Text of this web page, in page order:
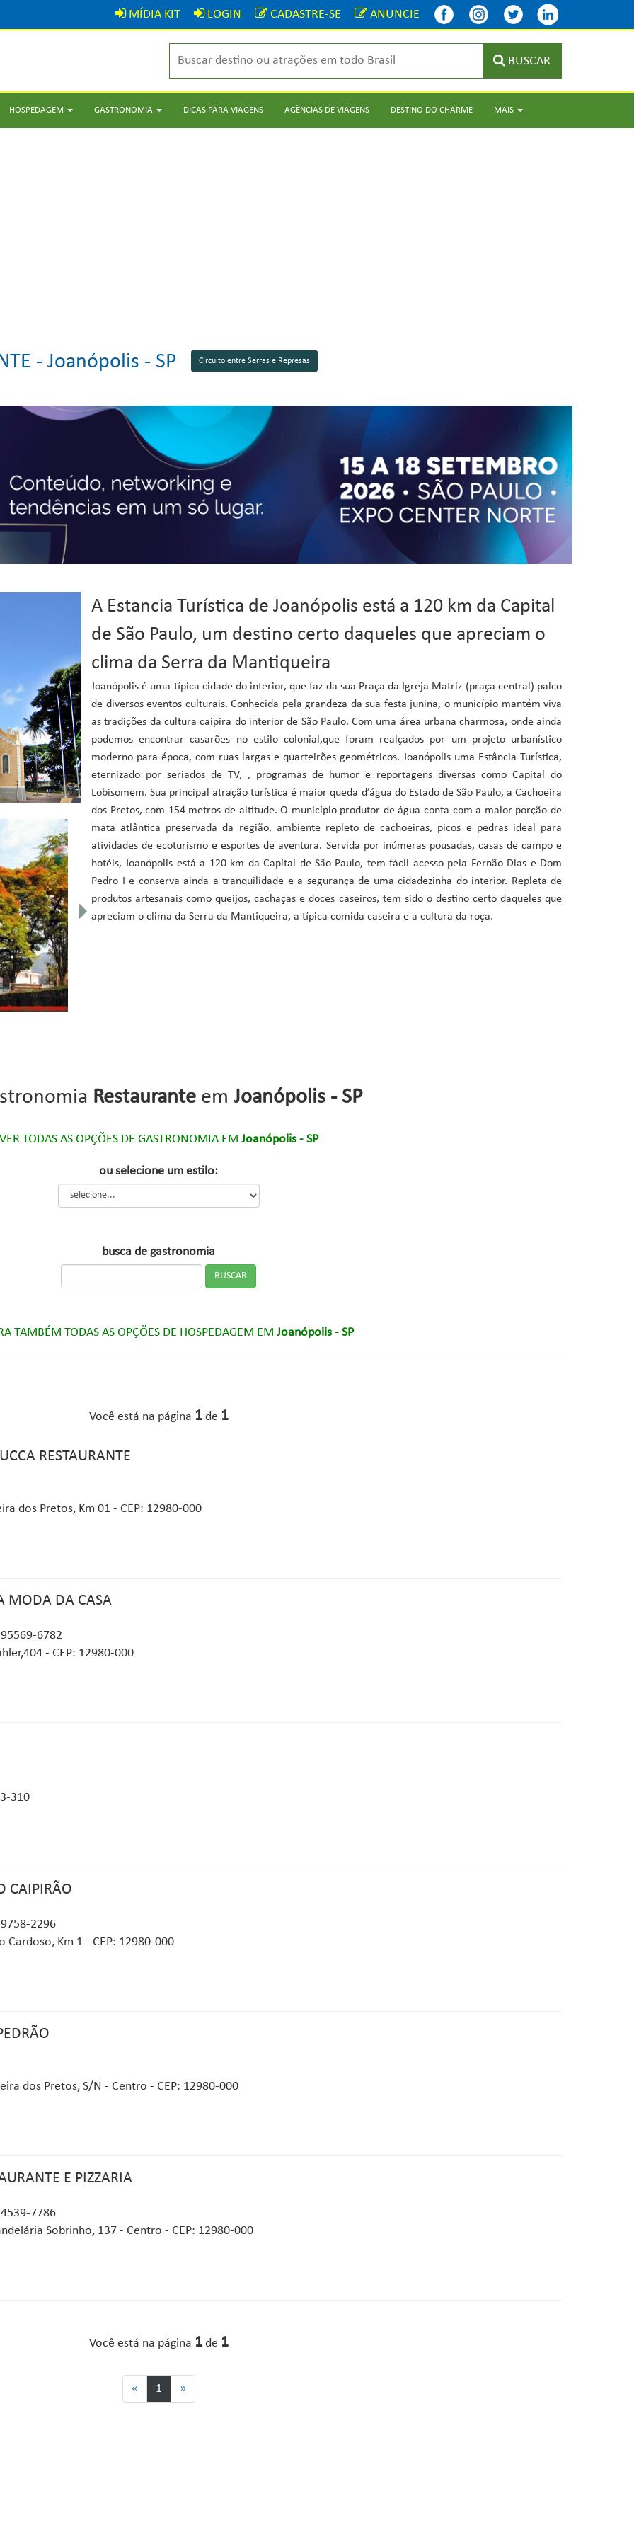
MÍDIA KIT LOGIN CADASTRE-SE ANUNCIE
BUSCAR
HOSPEDAGEM GASTRONOMIA DICAS PARA VIAGENS AGÊNCIAS DE VIAGENS DESTINO DO CHARME MAIS
- Joanópolis - SP Circuito entre Serras e Represas
A Estancia Turística de Joanópolis está a 120 km da Capital
de São Paulo, um destino certo daqueles que apreciam o
clima da Serra da Mantiqueira
Joanópolis é uma típica cidade do interior, que faz da sua Praça da Igreja Matriz (praça central) palco
de diversos eventos culturais. Conhecida pela grandeza da sua festa junina, o município mantém viva
as tradições da cultura caipira do interior de São Paulo. Com uma área urbana charmosa, onde ainda
podemos encontrar casarões no estilo colonial,que foram realçados por um projeto urbanístico
moderno para época, com ruas largas e quarteirões geométricos. Joanópolis uma Estância Turística,
eternizado por seriados de TV, , programas de humor e reportagens diversas como Capital do
Lobisomem. Sua principal atração turística é maior queda d’água do Estado de São Paulo, a Cachoeira
dos Pretos, com 154 metros de altitude. O município produtor de água conta com a maior porção de
mata atlântica preservada da região, ambiente repleto de cachoeiras, picos e pedras ideal para
atividades de ecoturismo e esportes de aventura. Servida por inúmeras pousadas, casas de campo e
hotéis, Joanópolis está a 120 km da Capital de São Paulo, tem fácil acesso pela Fernão Dias e Dom
Pedro I e conserva ainda a tranquilidade e a segurança de uma cidadezinha do interior. Repleta de
produtos artesanais como queijos, cachaças e doces caseiros, tem sido o destino certo daqueles que
apreciam o clima da Serra da Mantiqueira, a típica comida caseira e a cultura da roça.
Restaurante em Joanópolis - SP
TODAS AS OPÇÕES DE GASTRONOMIA EM Joanópolis - SP
ou selecione um estilo:
busca de gastronomia
TAMBÉM TODAS AS OPÇÕES DE HOSPEDAGEM EM Joanópolis - SP
Você está na página 1de 1
RESTAURANTE
dos Pretos, Km 01 - CEP: 12980-000
MODA DA CASA
6782
- CEP: 12980-000
310
CAIPIRÃO
2296
Cardoso, Km 1 - CEP: 12980-000
dos Pretos, S/N - Centro - CEP: 12980-000
E PIZZARIA
7786
Sobrinho, 137 - Centro - CEP: 12980-000
Você está na página 1de 1
« 1 »